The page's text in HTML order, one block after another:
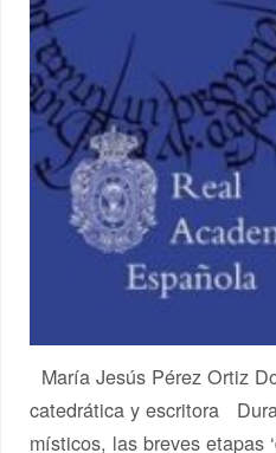
María Jesús Pérez Ortiz
catedrática y escritora
místicos, las breves etapas